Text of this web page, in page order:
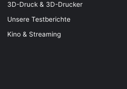
3D-Druck & 3D-Drucker
Unsere Testberichte
Kino & Streaming